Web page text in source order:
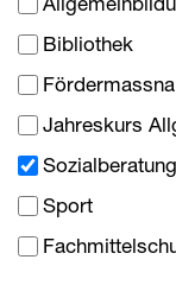
Bibliothek
Jahreskurs
Sport